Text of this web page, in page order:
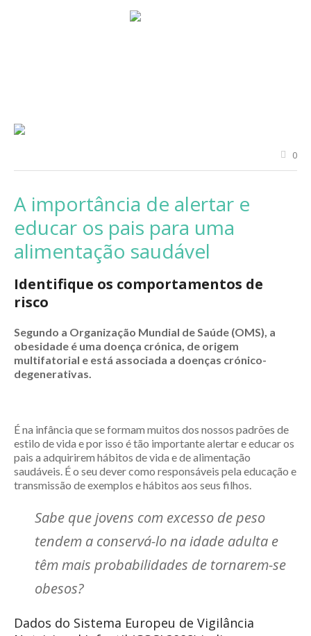
0
A importância de alertar e
educar os pais para uma
alimentação saudável
Identifique os comportamentos de
risco
Segundo a Organização Mundial de Saúde (OMS), a
obesidade é uma doença crónica, de origem
multifatorial e está associada a doenças crónico-
degenerativas.
É na infância que se formam muitos dos nossos padrões de
estilo de vida e por isso é tão importante alertar e educar os
pais a adquirirem hábitos de vida e de alimentação
saudáveis. É o seu dever como responsáveis pela educação e
transmissão de exemplos e hábitos aos seus filhos.
Sabe que jovens com excesso de peso
tendem a conservá-lo na idade adulta e
têm mais probabilidades de tornarem-se
obesos?
Dados do Sistema Europeu de Vigilância